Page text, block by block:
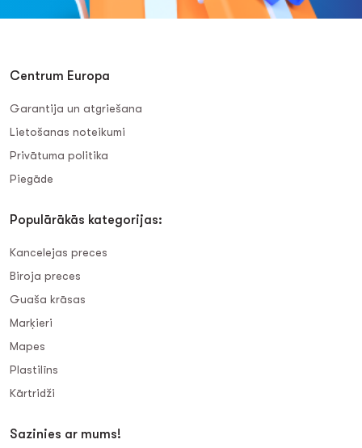
Centrum Europa
Garantija un atgriešana
Lietošanas noteikumi
Privātuma politika
Piegāde
Populārākās kategorijas:
Kancelejas preces
Biroja preces
Guaša krāsas
Marķieri
Mapes
Plastilīns
Kārtridži
Sazinies ar mums!